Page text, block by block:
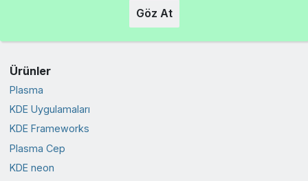
Göz At
Ürünler
Plasma
KDE Uygulamaları
KDE Frameworks
Plasma Cep
KDE neon